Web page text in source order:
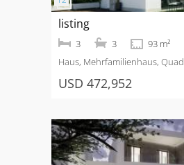
listing
3 3
93 m²
Haus, Mehrfamilienhaus, Quad
USD 472,952